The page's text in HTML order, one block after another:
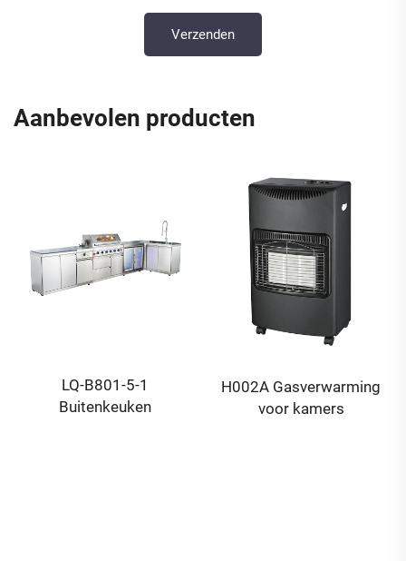
Aanbevolen producten
LQ-B801-5-1
Buitenkeuken
H002A Gasverwarming
voor kamers